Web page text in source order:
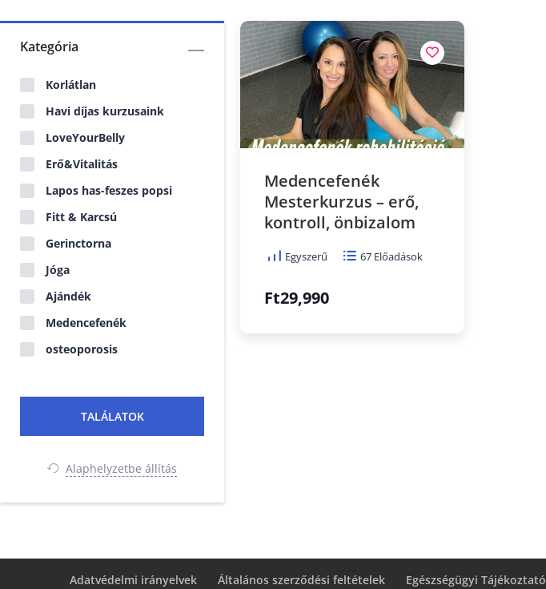
Kategória
Korlátlan
Havi díjas kurzusaink
LoveYourBelly
Erő&Vitalitás
Lapos has-feszes popsi
Fitt & Karcsú
Gerinctorna
Jóga
Ajándék
Medencefenék
osteoporosis
Alaphelyzetbe állítás
Medencefenék
Mesterkurzus – erő,
kontroll, önbizalom
Egyszerű 67 Előadások
Ft29,990
Adatvédelmi irányelvek Általános szerződési feltételek Egészségügyi Tájékoztató